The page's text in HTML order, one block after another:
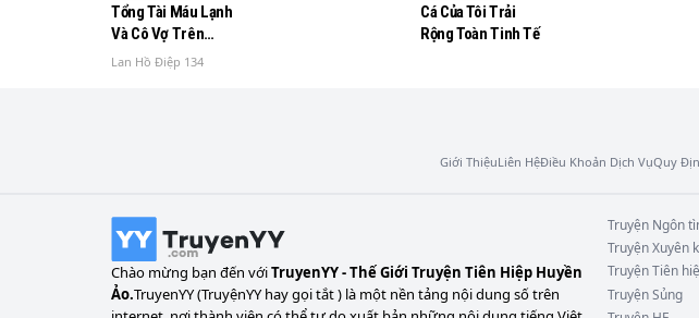
Tổng Tài Máu Lạnh
Và Cô Vợ Trên
Danh Nghĩa
Lan Hồ Điệp 134
Cá Của Tôi Trải
Rộng Toàn Tinh Tế
Giới ThiệuLiên HệĐiều Khoản Dịch VụQuy
Chào mừng bạn đến vớiTruyenYY - Thế Giới Truyện Tiên Hiệp Huyền
Ảo.TruyenYY (TruyệnYY hay gọi tắt ) là một nền tảng nội dung số trên
Truyện Ngôn
TruyệnXuyên
TruyệnTiên
TruyệnSủng